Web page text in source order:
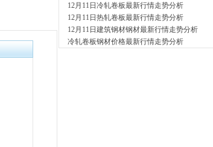
山东鑫启程钢管有限公司
现货供应：
26分钟前已更新资源958条 联系方式
沈阳科建金属材料有限公司
12月11日冷轧卷板最新行情走势分析
12月11日热轧卷板最新行情走势分析
12月11日建筑钢材钢材最新行情走势分析
冷轧卷板钢材价格最新行情走势分析